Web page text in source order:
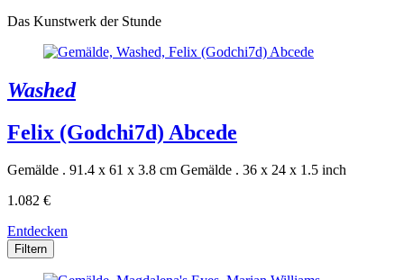
Das Kunstwerk der Stunde
Washed
Felix (Godchi7d) Abcede
Gemälde . 91.4 x 61 x 3.8 cm Gemälde . 36 x 24 x 1.5 inch
1.082 €
Entdecken
Filtern